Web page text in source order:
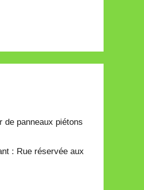
panneaux piétons
: Rue réservée aux